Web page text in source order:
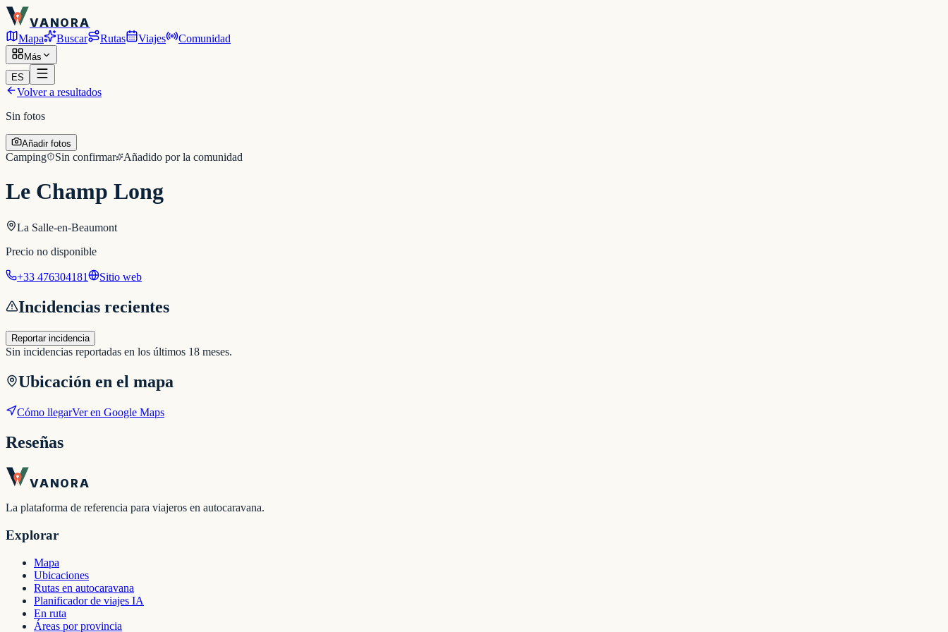
VANORA
Mapa Buscar Rutas Viajes Comunidad
Más
ES
Volver a resultados
Sin fotos
Añadir fotos
Camping Sin confirmar Añadido por la comunidad
Le Champ Long
La Salle-en-Beaumont
Precio no disponible
+33 476304181 Sitio web
Incidencias recientes
Reportar incidencia
Sin incidencias reportadas en los últimos 18 meses.
Ubicación en el mapa
Cómo llegarVer en Google Maps
Reseñas
VANORA
La plataforma de referencia para viajeros en autocaravana.
Explorar
Mapa
Ubicaciones
Rutas en autocaravana
Planificador de viajes IA
En ruta
Áreas por provincia